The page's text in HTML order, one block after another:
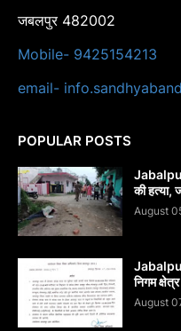
जबलपुर 482002
Mobile- 9425154213
email-
POPULAR POSTS
की हत्या,
August
निगम
August